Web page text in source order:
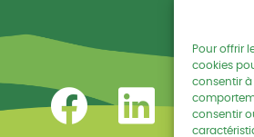
Pour offrir
cookies
consentir à
consentir
Retrouvez-nous sur
Retrouvez-